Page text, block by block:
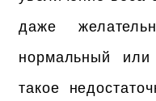
даже
нормальный
такое